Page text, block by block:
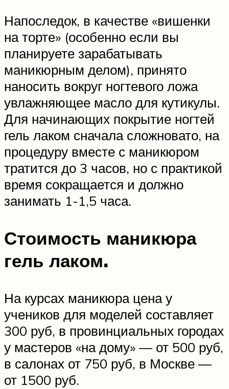
Напоследок, в качестве «вишенки
на торте» (особенно если вы
планируете зарабатывать
маникюрным делом), принято
наносить вокруг ногтевого ложа
увлажняющее масло для кутикулы.
Для начинающих покрытие ногтей
гель лаком сначала сложновато, на
процедуру вместе с маникюром
тратится до 3 часов, но с практикой
время сокращается и должно
занимать 1-1,5 часа.
Стоимость маникюра
гель лаком.
На курсах маникюра цена у
учеников для моделей составляет
300 руб, в провинциальных городах
у мастеров «на дому» — от 500 руб,
в салонах от 750 руб, в Москве —
от 1500 руб.